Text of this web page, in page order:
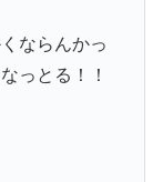
ならんかっ
っとる！！